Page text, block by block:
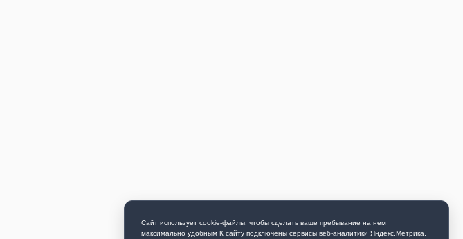
Сайт использует cookie-файлы, чтобы сделать ваше пребывание на нем
максимально удобным К cайту подключены сервисы веб-аналитики Яндекс.Метрика,